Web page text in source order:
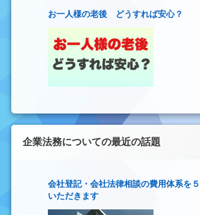
お一人様の老後 どうすれば安心？
企業法務についての最近の話題
会社登記・会社法律相談の費用体系を
いただきます